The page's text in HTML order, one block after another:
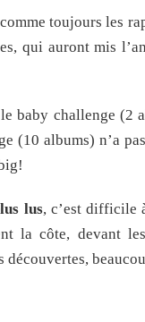
toujours les
qui auront mis
baby challenge (2
(10 albums) n’a
lus, c’est difficile
la côte, devant
découvertes,